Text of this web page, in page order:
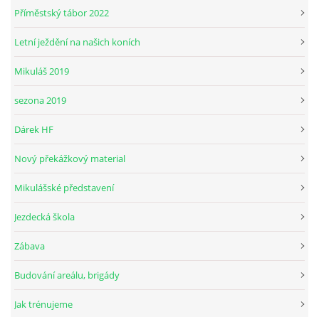
Příměstský tábor 2022
Letní ježdění na našich koních
Mikuláš 2019
sezona 2019
Dárek HF
Nový překážkový material
Mikulášské představení
Jezdecká škola
Zábava
Budování areálu, brigády
Jak trénujeme